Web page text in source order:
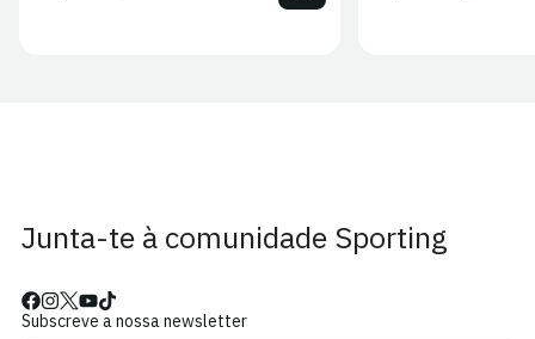
Junta-te à comunidade Sporting
Subscreve a nossa newsletter